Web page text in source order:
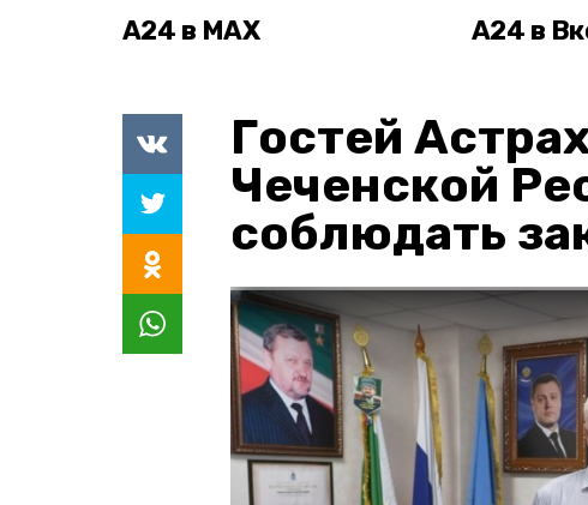
А24 в MAX А24 в
Гостей
Чеченской
соблюдать